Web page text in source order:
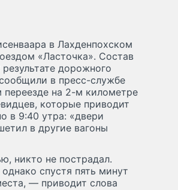
в Лахденпохском
«Ласточка». Состав
дорожного
в пресс-службе
на 2-м километре
которые приводит
в 9:40 утра: «двери
в другие вагоны
никто не пострадал.
спустя пять минут
— приводит слова